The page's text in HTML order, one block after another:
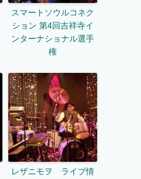
スマートソウルコネク
ション 第4回吉祥寺イ
ンターナショナル選手
権
レザニモヲ ライブ情